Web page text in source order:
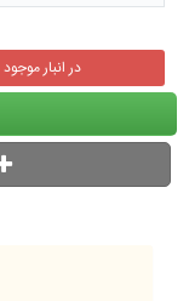
در انبار